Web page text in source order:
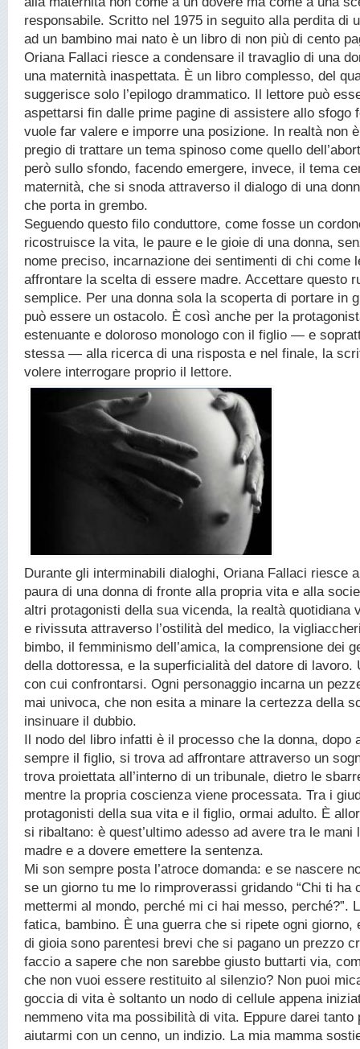
responsabile. Scritto nel 1975 in seguito alla perdita di
ad un bambino mai nato è un libro di non più di cento
Oriana Fallaci riesce a condensare il travaglio di una
una maternità inaspettata. È un libro complesso, del
suggerisce solo l’epilogo drammatico. Il lettore può
aspettarsi fin dalle prime pagine di assistere allo sfogo
vuole far valere e imporre una posizione. In realtà non
pregio di trattare un tema spinoso come quello
però sullo sfondo, facendo emergere, invece, il tema
maternità, che si snoda attraverso il dialogo di una
che porta in grembo.
Seguendo questo filo conduttore, come fosse un
ricostruisce la vita, le paure e le gioie di una donna,
nome preciso, incarnazione dei sentimenti di chi come
affrontare la scelta di essere madre. Accettare questo
semplice. Per una donna sola la scoperta di portare in
può essere un ostacolo. È così anche per la
estenuante e doloroso monologo con il figlio — e
stessa — alla ricerca di una risposta e nel finale, la
volere interrogare proprio il lettore.
Durante gli interminabili dialoghi, Oriana Fallaci riesce
paura di una donna di fronte alla propria vita e alla
altri protagonisti della sua vicenda, la realtà quotidiana
e rivissuta attraverso l’ostilità del medico, la
bimbo, il femminismo dell’amica, la comprensione dei
della dottoressa, e la superficialità del datore di lavoro.
con cui confrontarsi. Ogni personaggio incarna un
mai univoca, che non esita a minare la certezza della
insinuare il dubbio.
Il nodo del libro infatti è il processo che la donna, dopo
sempre il figlio, si trova ad affrontare attraverso un
trova proiettata all’interno di un tribunale, dietro le
mentre la propria coscienza viene processata. Tra i
protagonisti della sua vita e il figlio, ormai adulto. È
si ribaltano: è quest’ultimo adesso ad avere tra le mani
madre e a dovere emettere la sentenza.
Mi son sempre posta l’atroce domanda: e se nascere
se un giorno tu me lo rimproverassi gridando “Chi ti ha
mettermi al mondo, perché mi ci hai messo, perché?”.
fatica, bambino. È una guerra che si ripete ogni giorno,
di gioia sono parentesi brevi che si pagano un prezzo
faccio a sapere che non sarebbe giusto buttarti via,
che non vuoi essere restituito al silenzio? Non puoi
goccia di vita è soltanto un nodo di cellule appena
nemmeno vita ma possibilità di vita. Eppure darei tanto
aiutarmi con un cenno, un indizio. La mia mamma